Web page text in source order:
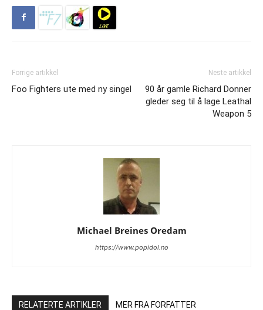
Forrige artikkel
Foo Fighters ute med ny singel
Neste artikkel
90 år gamle Richard Donner
gleder seg til å lage Leathal
Weapon 5
Michael Breines Oredam
https://www.popidol.no
RELATERTE ARTIKLER MER FRA FORFATTER